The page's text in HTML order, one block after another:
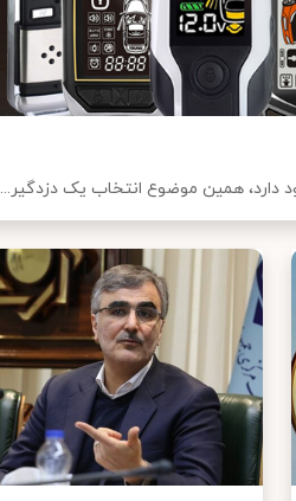
دارد، همین موضوع انتخاب یک دزدگیر...